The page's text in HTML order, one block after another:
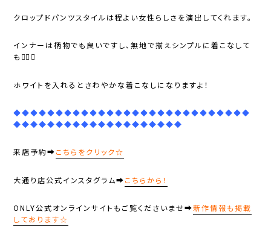
クロップドパンツスタイルは程よい女性らしさを演出してくれます。
インナーは柄物でも良いですし、無地で揃えシンプルに着こなして
も🙆‍♀️✨
ホワイトを入れるとさわやかな着こなしになりますよ！
◆◆◆◆◆◆◆◆◆◆◆◆◆◆◆◆◆◆◆◆◆◆◆◆◆◆◆◆
◆◆◆◆◆◆◆◆◆◆◆◆◆◆◆◆◆◆◆◆
来店予約➡ こちらをクリック☆
大通り店公式インスタグラム➡ こちらから！
ONLY公式オンラインサイトもご覧くださいませ➡新作情報も掲載
しております☆